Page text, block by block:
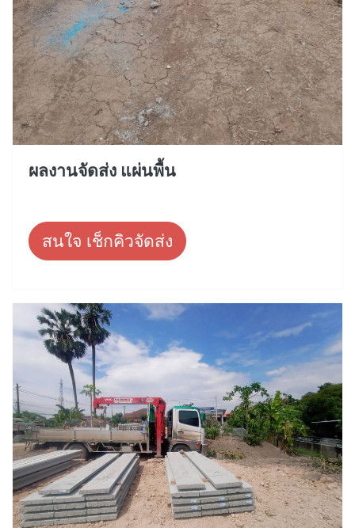
ผลงานจัดส่ง แผ่นพื้น
สนใจ เช็กคิวจัดส่ง